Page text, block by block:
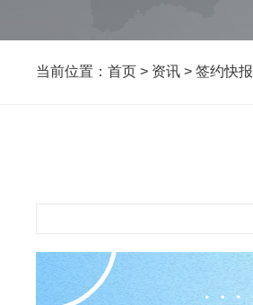
当前位置：首页 > 资讯 >签约快报